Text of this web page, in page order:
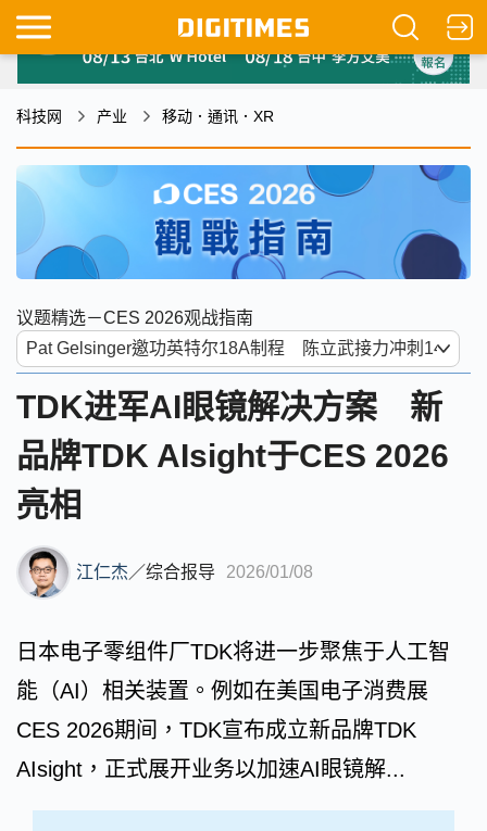
科技网 产业 移动．通讯．XR
议题精选－CES 2026观战指南
TDK进军AI眼镜解决方案 新
品牌TDK AIsight于CES 2026
亮相
江仁杰 ／综合报导 2026/01/08
日本电子零组件厂TDK将进一步聚焦于人工智
能（AI）相关装置。例如在美国电子消费展
CES 2026期间，TDK宣布成立新品牌TDK
AIsight，正式展开业务以加速AI眼镜解...